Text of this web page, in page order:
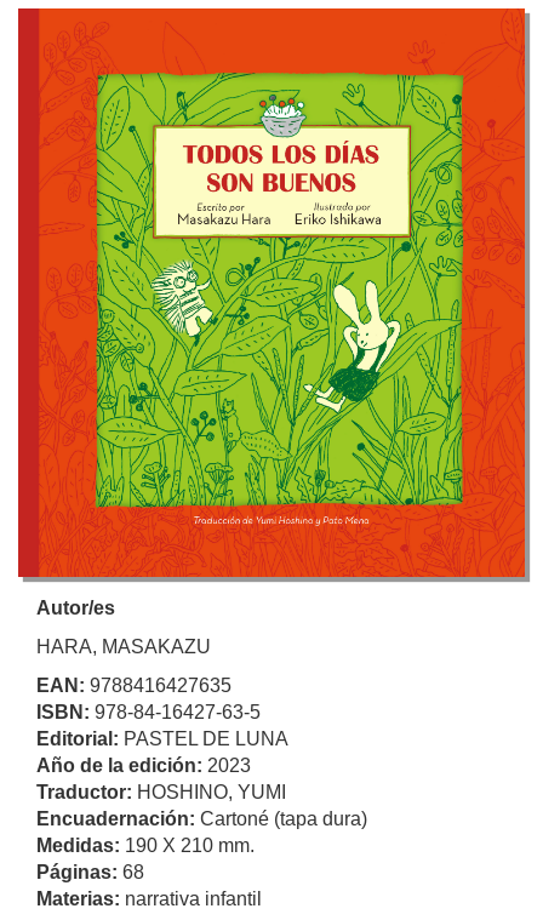
Autor/es
HARA, MASAKAZU
EAN: 9788416427635
ISBN: 978-84-16427-63-5
Editorial: PASTEL DE LUNA
Año de la edición: 2023
Traductor: HOSHINO, YUMI
Encuadernación: Cartoné (tapa dura)
Medidas: 190 X 210 mm.
Páginas: 68
Materias: narrativa infantil